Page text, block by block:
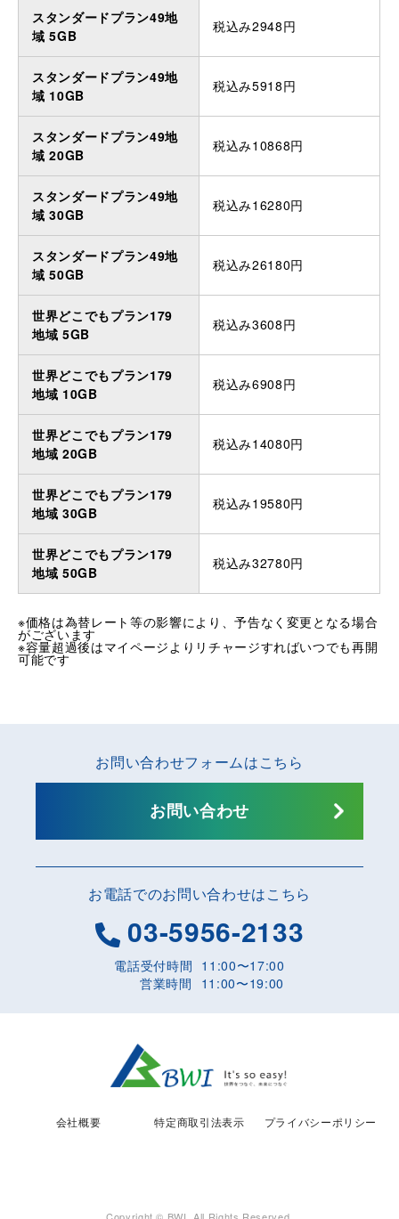
スタンダードプラン49地
域 5GB
税込み2948円
スタンダードプラン49地
域 10GB
税込み5918円
スタンダードプラン49地
域 20GB
税込み10868円
スタンダードプラン49地
域 30GB
税込み16280円
スタンダードプラン49地
域 50GB
税込み26180円
世界どこでもプラン179
地域 5GB
税込み3608円
世界どこでもプラン179
地域 10GB
税込み6908円
世界どこでもプラン179
地域 20GB
税込み14080円
世界どこでもプラン179
地域 30GB
税込み19580円
世界どこでもプラン179
地域 50GB
税込み32780円
※価格は為替レート等の影響により、予告なく変更となる場合
がございます
※容量超過後はマイページよりリチャージすればいつでも再開
可能です
お電話でのお問い合わせはこちら
03-5956-2133
電話受付時間 11:00〜17:00
営業時間
11:00〜19:00
お問い合わせフォームはこちら
お問い合わせ
会社概要 特定商取引法表示 プライバシーポリシー